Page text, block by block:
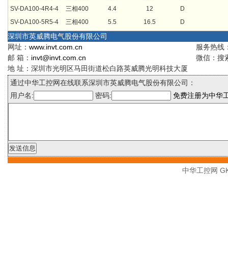
SV-DA100-4R4-4
三相400 4.4 12
D
SV-DA100-5R5-4
三相400 5.5 16.5 D
深圳市英威腾电气股份有限公司
网址： www.invt.com.cn
服务热线
邮 箱： invt@invt.com.cn
微信：搜
地 址：深圳市光明区马田街道松白路英威腾光明科技大厦
通过中华工控网在线联系深圳市英威腾电气股份有限公司：
用户名:
密码: 免费注册为中华
中华工控网